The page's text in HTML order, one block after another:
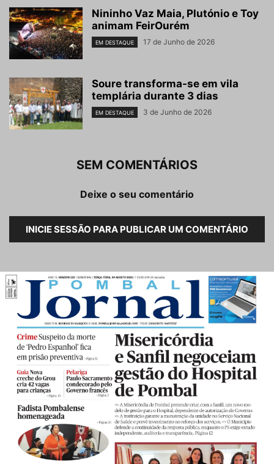
Nininho Vaz Maia, Plutónio e Toy
animam FeirOurém
EM DESTAQUE 17 de Junho de 2026
Soure transforma-se em vila
templária durante 3 dias
EM DESTAQUE 3 de Junho de 2026
SEM COMENTÁRIOS
Deixe o seu comentário
INICIE SESSÃO PARA PUBLICAR UM COMENTÁRIO